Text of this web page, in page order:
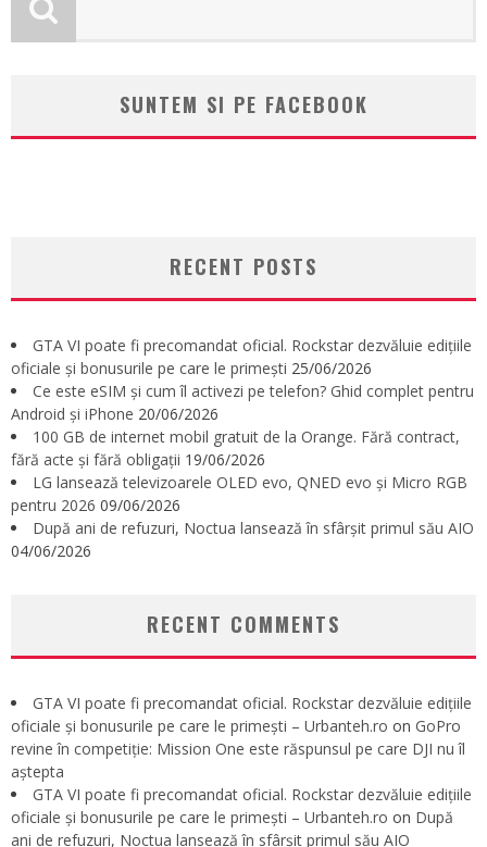
SUNTEM SI PE FACEBOOK
RECENT POSTS
GTA VI poate fi precomandat oficial. Rockstar dezvăluie edițiile
oficiale și bonusurile pe care le primești 25/06/2026
Ce este eSIM și cum îl activezi pe telefon? Ghid complet pentru
Android și iPhone 20/06/2026
100 GB de internet mobil gratuit de la Orange. Fără contract,
fără acte și fără obligații 19/06/2026
LG lansează televizoarele OLED evo, QNED evo și Micro RGB
pentru 2026 09/06/2026
După ani de refuzuri, Noctua lansează în sfârșit primul său AIO
04/06/2026
RECENT COMMENTS
GTA VI poate fi precomandat oficial. Rockstar dezvăluie edițiile
oficiale și bonusurile pe care le primești – Urbanteh.ro on GoPro
revine în competiție: Mission One este răspunsul pe care DJI nu îl
aștepta
GTA VI poate fi precomandat oficial. Rockstar dezvăluie edițiile
oficiale și bonusurile pe care le primești – Urbanteh.ro on După
ani de refuzuri, Noctua lansează în sfârșit primul său AIO